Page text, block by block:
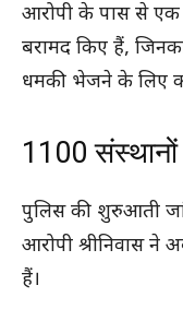
आरोपी के पास से एक
बरामद किए हैं,
धमकी भेजने के लिए
1100 संस्थानों
पुलिस की शुरुआती
आरोपी श्रीनिवास
हैं।